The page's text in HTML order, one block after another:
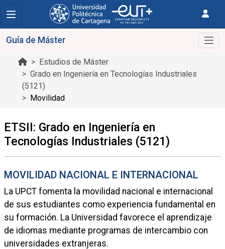
Estudios de Máster
Grado en Ingeniería en Tecnologías Industriales
(5121)
Movilidad
Guía de Máster
ETSII: Grado en Ingeniería en
Tecnologías Industriales (5121)
MOVILIDAD NACIONAL E INTERNACIONAL
La UPCT fomenta la movilidad nacional e internacional
de sus estudiantes como experiencia fundamental en
su formación. La Universidad favorece el aprendizaje
de idiomas mediante programas de intercambio con
universidades extranjeras.